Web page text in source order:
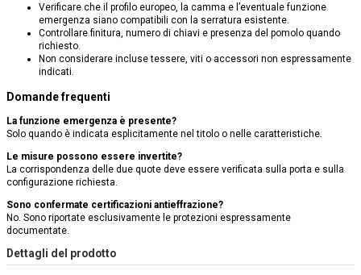
Verificare che il profilo europeo, la camma e l’eventuale funzione
emergenza siano compatibili con la serratura esistente.
Controllare finitura, numero di chiavi e presenza del pomolo quando
richiesto.
Non considerare incluse tessere, viti o accessori non espressamente
indicati.
Domande frequenti
La funzione emergenza è presente?
Solo quando è indicata esplicitamente nel titolo o nelle caratteristiche.
Le misure possono essere invertite?
La corrispondenza delle due quote deve essere verificata sulla porta e sulla
configurazione richiesta.
Sono confermate certificazioni antieffrazione?
No. Sono riportate esclusivamente le protezioni espressamente
documentate.
Dettagli del prodotto